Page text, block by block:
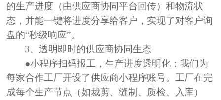
的生产进度（由供应商协同平台回传）和物流状
态，并能一键将进度分享给客户，实现了对客户询
盘的“秒级响应”。
3、透明即时的供应商协同生态
●小程序扫码报工，生产进度透明化：我们为
每家合作工厂开设了供应商小程序账号。工厂在完
成每个生产节点（如裁剪、缝制、质检、入库）